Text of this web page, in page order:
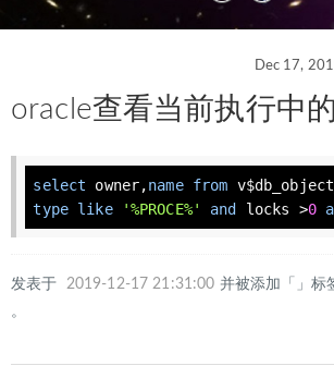
Dec 17,
oracle查看当前执行中
select owner,name from
type like '%PROCE%' and locks >0
发表于 2019-12-17 21:31:00 并被添加「」标
。